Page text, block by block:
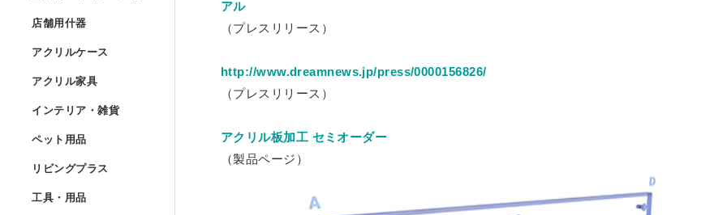
アクリル紫外線カット（UVカット）板
アクリル制電板（静電気防止） フリーカット
アクリルプリズムシート フリーカット
アクリルドーム（半球） フリーブロー成型品
アクリルドーム（半球） セミオーダー
アクリル大型円柱
ポリカーボネート円板 セミオーダー
階段手すりポリカーボネートパネル セミオーダー
ワーロンパワーマット セミオーダー
PET板 Lの字曲げ加工 セミオーダー
PET板 コの字曲げ加工 セミオーダー
ポスターフレーム フロートタイプ
ポスターフレーム フロートタイプ セミオーダー
ポスターフレーム フロート・ピクチャーレール用 セミオーダー
ポスターフレーム プロスタイル
フォトフレーム スタンダード 壁掛け専用
ユニフォーム額
色紙額
小色紙額
アクリル立体額
アクリル立体額 ボックスタイプ
油彩キャンバス立体額
油彩キャンバス立体額 セミオーダー
店舗用什器 店舗用什器
カタログスタンド
説教台
貴名受（名刺入れ）
アクリルケース
アクリル四面体ケース セミオーダー
箱型アクリルケース セミオーダー
アクリル家具 アクリル家具»
アクリル壁面棚 セミオーダー
メタルラック棚板シート セミオーダー
インテリア・雑貨 インテリア・雑貨
レコードプレーヤーカバー セミオーダー
キーボードラック
ペット用品 ペット用品»
リビングプラス リビングプラス
ドロップレット・インセンスホルダー
工具・用品 工具・用品»
アル
（プレスリリース）
http://www.dreamnews.jp/press/0000156826/
（プレスリリース）
アクリル板加工 セミオーダー
（製品ページ）